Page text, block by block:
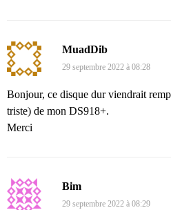
MuadDib
29 septembre 2022 à 08:28
Bonjour, ce disque dur viendrait
triste) de mon DS918+.
Merci
Bim
29 septembre 2022 à 08:29